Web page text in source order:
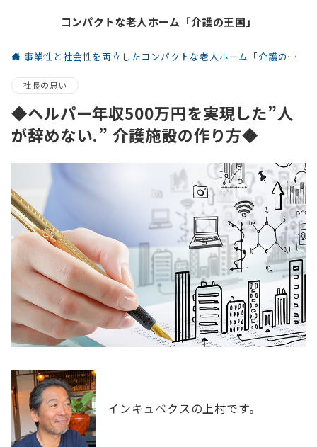
コンパクトな老人ホーム「介護の王国」
事業性と社会性を両立したコンパクトな老人ホーム「介護の王国」
社長の思い
◆ヘルパー年収500万円を実現した”人
が辞めない.” 介護施設の作り方◆
インキュベクスの上村です。